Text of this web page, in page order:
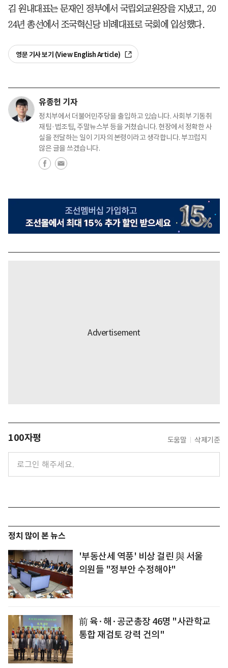
김 원내대표는 문재인 정부에서 국립외교원장을 지냈고, 20
24년 총선에서 조국혁신당 비례대표로 국회에 입성했다.
영문 기사 보기 (View English Article)
유종헌 기자
정치부에서 더불어민주당을 출입하고 있습니다. 사회부 기동취
재팀·법조팀, 주말뉴스부 등을 거쳤습니다. 현장에서 정확한 사
실을 전달하는 일이 기자의 본령이라고 생각합니다. 부끄럽지
않은 글을 쓰겠습니다.
100자평 도움말 삭제기준
정치 많이 본 뉴스
'부동산세 역풍' 비상 걸린 與 서울
의원들 "정부안 수정해야"
前 육·해·공군총장 46명 "사관학교
통합 재검토 강력 건의"